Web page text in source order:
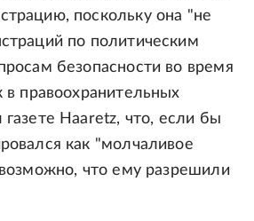
поскольку она "не
по политическим
безопасности во время
в правоохранительных
Haaretz, что, если бы
как "молчаливое
что ему разрешили